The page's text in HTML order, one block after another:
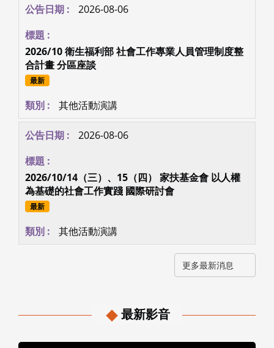
2026-08-06
2026/10 衛生福利部 社會工作專業人員管理制度整
合計畫 分區座談
最新
其他活動演講
2026-08-06
2026/10/14（三）、15（四） 家扶基金會 以人權
為基礎的社會工作實踐 國際研討會
最新
其他活動演講
更多最新消息
最新影音